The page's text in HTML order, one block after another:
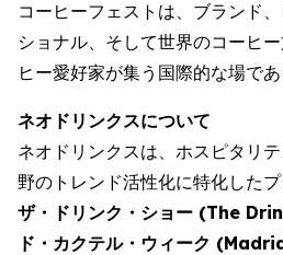
コーヒーフェストは、ブランド
ショナル、そして世界のコーヒ
ヒー愛好家が集う国際的な場であ
ネオドリンクスについて
ネオドリンクスは、ホスピタリ
野のトレンド活性化に特化したプ
ザ・ドリンク・ショー (The
ド・カクテル・ウィーク (